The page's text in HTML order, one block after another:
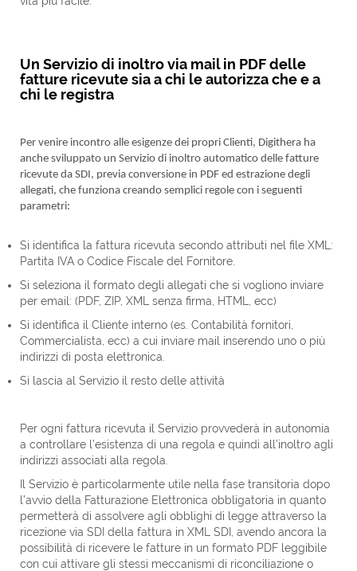
Un Servizio di inoltro via mail in PDF delle
fatture ricevute sia a chi le autorizza che e a
chi le registra
Per venire incontro alle esigenze dei propri Clienti, Digithera ha
anche sviluppato un Servizio di inoltro automatico delle fatture
ricevute da SDI, previa conversione in PDF ed estrazione degli
allegati, che funziona creando semplici regole con i seguenti
parametri:
Si identifica la fattura ricevuta secondo attributi nel file XML:
Partita IVA o Codice Fiscale del Fornitore.
Si seleziona il formato degli allegati che si vogliono inviare
per email: (PDF, ZIP, XML senza firma, HTML, ecc)
Si identifica il Cliente interno (es. Contabilità fornitori,
Commercialista, ecc) a cui inviare mail inserendo uno o più
indirizzi di posta elettronica.
Si lascia al Servizio il resto delle attività
Per ogni fattura ricevuta il Servizio provvederà in autonomia
a controllare l’esistenza di una regola e quindi all’inoltro agli
indirizzi associati alla regola.
Il Servizio è particolarmente utile nella fase transitoria dopo
l’avvio della Fatturazione Elettronica obbligatoria in quanto
permetterà di assolvere agli obblighi di legge attraverso la
ricezione via SDI della fattura in XML SDI, avendo ancora la
possibilità di ricevere le fatture in un formato PDF leggibile
con cui attivare gli stessi meccanismi di riconciliazione o